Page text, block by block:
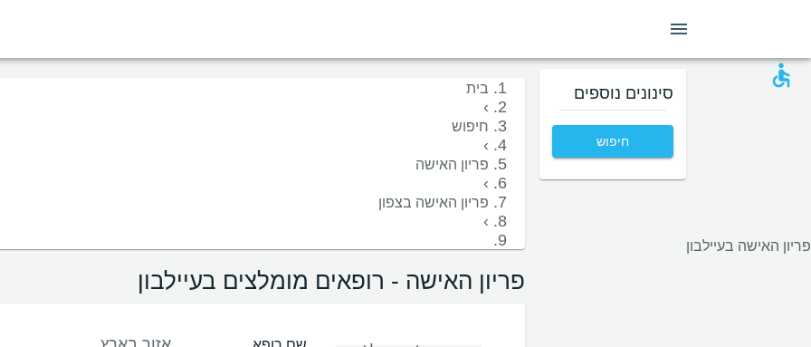
בית
›
חיפוש
›
פריון האישה
›
פריון האישה בצפון
›
פריון האישה בעיילבון
פריון האישה - רופאים מומלצים בעיילבון
סינונים נוספים
חיפוש